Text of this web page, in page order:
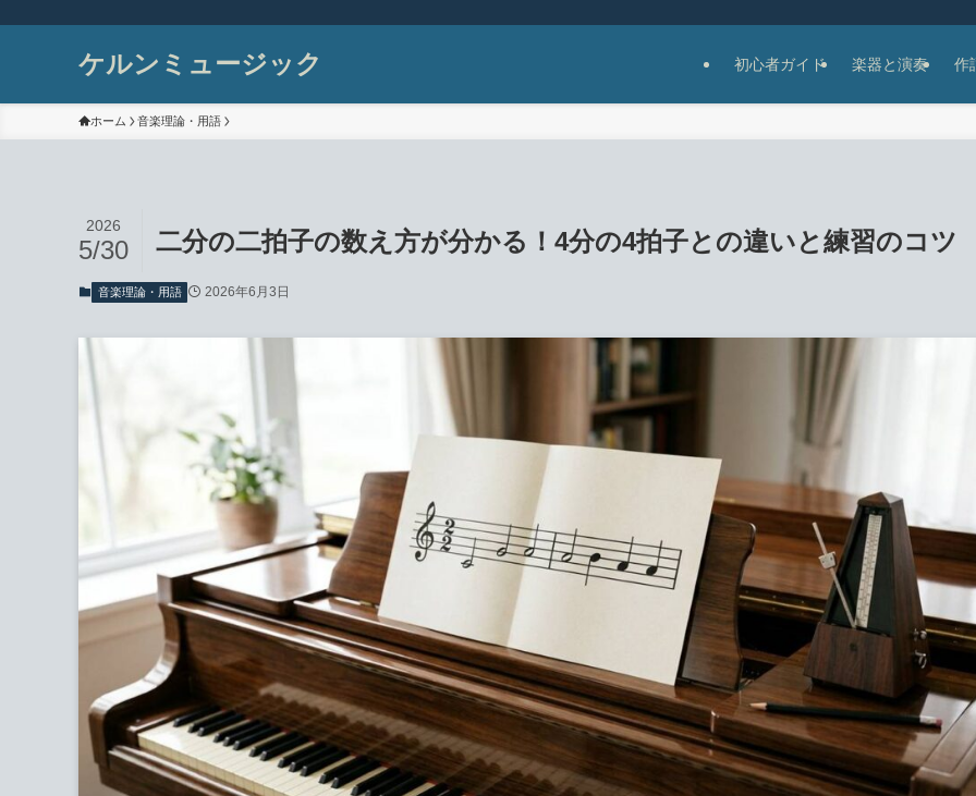
ケルンミュージック 初心者ガイド 楽器と演奏 作
ホーム 音楽理論・用語
二分の二拍子の数え方が分かる！4分の4拍子との違いと練習のコツ
2026
5/30
音楽理論・用語 2026年6月3日